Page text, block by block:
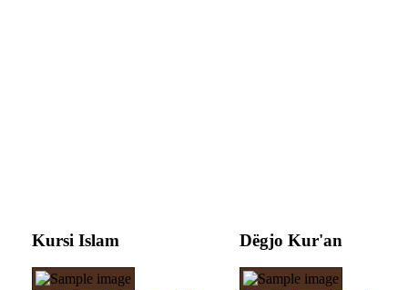
Kursi Islam Dëgjo Kur'an